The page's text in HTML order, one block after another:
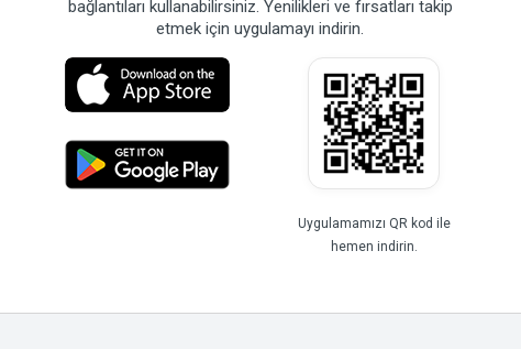
bağlantıları kullanabilirsiniz. Yenilikleri ve fırsatları takip
etmek için uygulamayı indirin.
Uygulamamızı QR kod ile
hemen indirin.